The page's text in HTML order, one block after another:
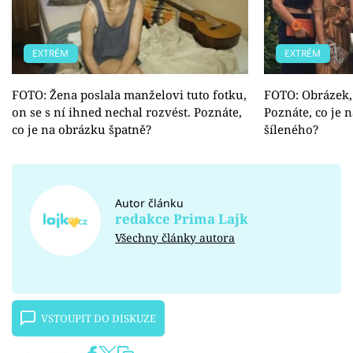
EXTRÉM
FOTO: Žena poslala manželovi tuto fotku,
on se s ní ihned nechal rozvést. Poznáte,
co je na obrázku špatně?
EXTRÉM
FOTO:
Poznáte, co je
šíleného?
Autor článku
redakce Prima Lajk
Všechny články autora
VSTOUPIT DO DISKUZE